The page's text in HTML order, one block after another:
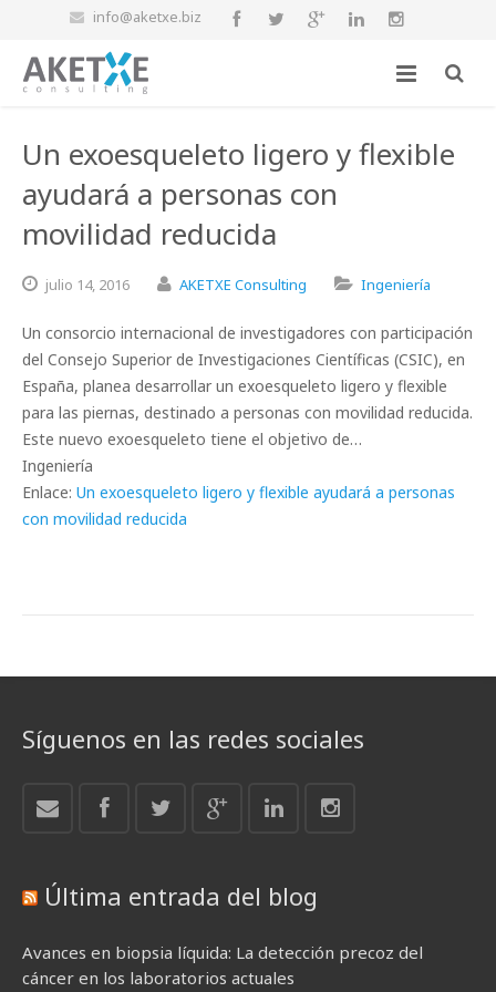
info@aketxe.biz
Un exoesqueleto ligero y flexible
ayudará a personas con
movilidad reducida
julio 14, 2016 AKETXE Consulting Ingeniería
Un consorcio internacional de investigadores con participación
del Consejo Superior de Investigaciones Científicas (CSIC), en
España, planea desarrollar un exoesqueleto ligero y flexible
para las piernas, destinado a personas con movilidad reducida.
Este nuevo exoesqueleto tiene el objetivo de…
Ingeniería
Enlace: Un exoesqueleto ligero y flexible ayudará a personas
con movilidad reducida
Síguenos en las redes sociales
Última entrada del blog
Avances en biopsia líquida: La detección precoz del
cáncer en los laboratorios actuales